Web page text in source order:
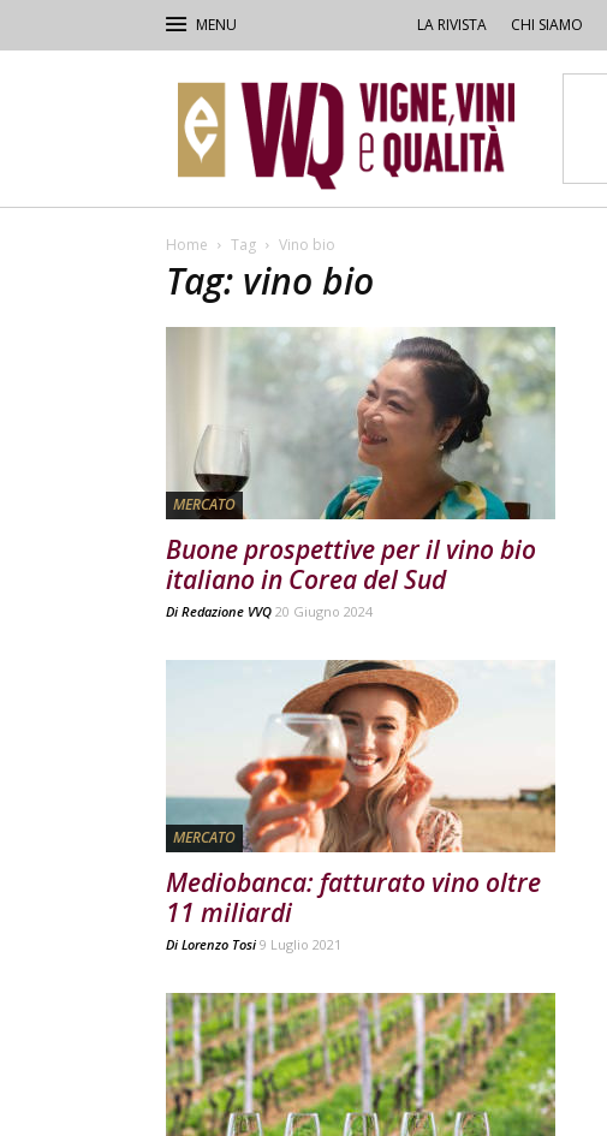
LA RIVISTA CHI SIAMO
–
Vigne,
Vini
&
Home Tag Vino bio
Tag: vino bio
MERCATO
Buone prospettive per il vino bio
italiano in Corea del Sud
Di Redazione VVQ 20 Giugno 2024
MERCATO
Mediobanca: fatturato vino oltre
11 miliardi
Di Lorenzo Tosi 9 Luglio 2021